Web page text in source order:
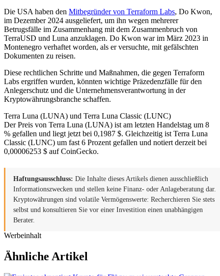
Die USA haben den Mitbegründer von Terraform Labs, Do Kwon,
im Dezember 2024 ausgeliefert, um ihn wegen mehrerer
Betrugsfälle im Zusammenhang mit dem Zusammenbruch von
TerraUSD und Luna anzuklagen. Do Kwon war im März 2023 in
Montenegro verhaftet worden, als er versuchte, mit gefälschten
Dokumenten zu reisen.
Diese rechtlichen Schritte und Maßnahmen, die gegen Terraform
Labs ergriffen wurden, könnten wichtige Präzedenzfälle für den
Anlegerschutz und die Unternehmensverantwortung in der
Kryptowährungsbranche schaffen.
Terra Luna (LUNA) und Terra Luna Classic (LUNC)
Der Preis von Terra Luna (LUNA) ist am letzten Handelstag um 8
% gefallen und liegt jetzt bei 0,1987 $. Gleichzeitig ist Terra Luna
Classic (LUNC) um fast 6 Prozent gefallen und notiert derzeit bei
0,00006253 $ auf CoinGecko.
Haftungsausschluss: Die Inhalte dieses Artikels dienen ausschließlich
Informationszwecken und stellen keine Finanz- oder Anlageberatung dar.
Kryptowährungen sind volatile Vermögenswerte: Recherchieren Sie stets
selbst und konsultieren Sie vor einer Investition einen unabhängigen
Berater.
Werbeinhalt
Ähnliche Artikel